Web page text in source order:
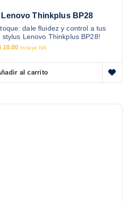
Lenovo Thinkplus BP28
dale fluidez y control a tus
Lenovo Thinkplus BP28!
10.00 Incluye IVA
al carrito